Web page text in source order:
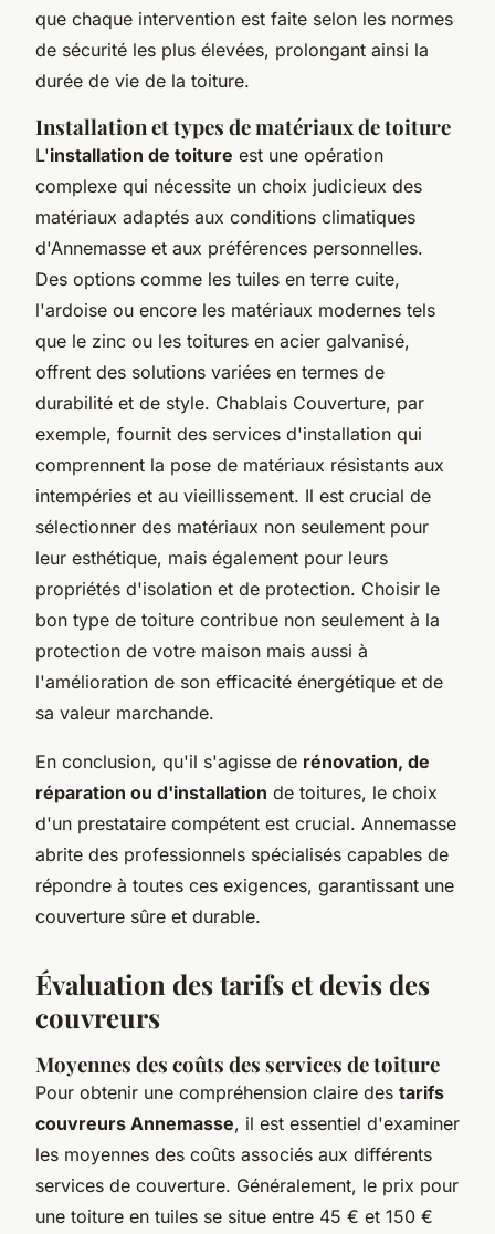
que chaque intervention est faite selon les normes
de sécurité les plus élevées, prolongant ainsi la
durée de vie de la toiture.
Installation et types de matériaux de toiture
L'installation de toiture est une opération
complexe qui nécessite un choix judicieux des
matériaux adaptés aux conditions climatiques
d'Annemasse et aux préférences personnelles.
Des options comme les tuiles en terre cuite,
l'ardoise ou encore les matériaux modernes tels
que le zinc ou les toitures en acier galvanisé,
offrent des solutions variées en termes de
durabilité et de style. Chablais Couverture, par
exemple, fournit des services d'installation qui
comprennent la pose de matériaux résistants aux
intempéries et au vieillissement. Il est crucial de
sélectionner des matériaux non seulement pour
leur esthétique, mais également pour leurs
propriétés d'isolation et de protection. Choisir le
bon type de toiture contribue non seulement à la
protection de votre maison mais aussi à
l'amélioration de son efficacité énergétique et de
sa valeur marchande.
En conclusion, qu'il s'agisse de rénovation, de
réparation ou d'installation de toitures, le choix
d'un prestataire compétent est crucial. Annemasse
abrite des professionnels spécialisés capables de
répondre à toutes ces exigences, garantissant une
couverture sûre et durable.
Évaluation des tarifs et devis des
couvreurs
Moyennes des coûts des services de toiture
Pour obtenir une compréhension claire des tarifs
couvreurs Annemasse, il est essentiel d'examiner
les moyennes des coûts associés aux différents
services de couverture. Généralement, le prix pour
une toiture en tuiles se situe entre 45 € et 150 €